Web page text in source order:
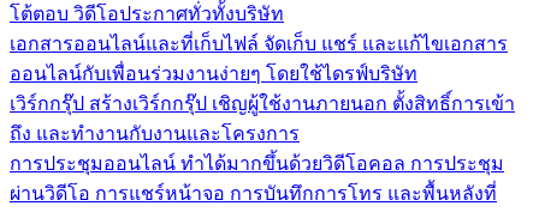
โต้ตอบ วิดีโอประกาศทั่วทั้งบริษัท
เอกสารออนไลน์และที่เก็บไฟล์ จัดเก็บ แชร์ และแก้ไขเอกสาร
ออนไลน์กับเพื่อนร่วมงานง่ายๆ โดยใช้ไดรฟ์บริษัท
เวิร์กกรุ๊ป สร้างเวิร์กกรุ๊ป เชิญผู้ใช้งานภายนอก ตั้งสิทธิ์การเข้า
ถึง และทำงานกับงานและโครงการ
การประชุมออนไลน์ ทำได้มากขึ้นด้วยวิดีโอคอล การประชุม
ผ่านวิดีโอ การแชร์หน้าจอ การบันทึกการโทร และพื้นหลังที่